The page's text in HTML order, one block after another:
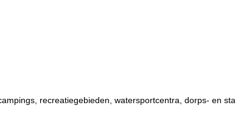
recreatiegebieden, watersportcentra, dorps- en